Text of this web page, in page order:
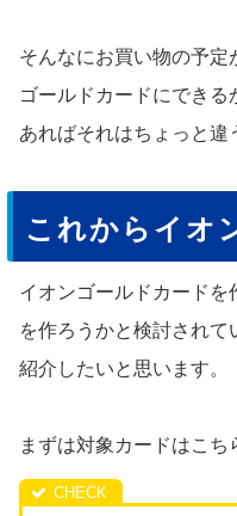
そんなにお買い物の予
ゴールドカードにでき
あればそれはちょっと違
これからイオ
イオンゴールドカードを
を作ろうかと検討され
紹介したいと思います。
まずは対象カードはこち